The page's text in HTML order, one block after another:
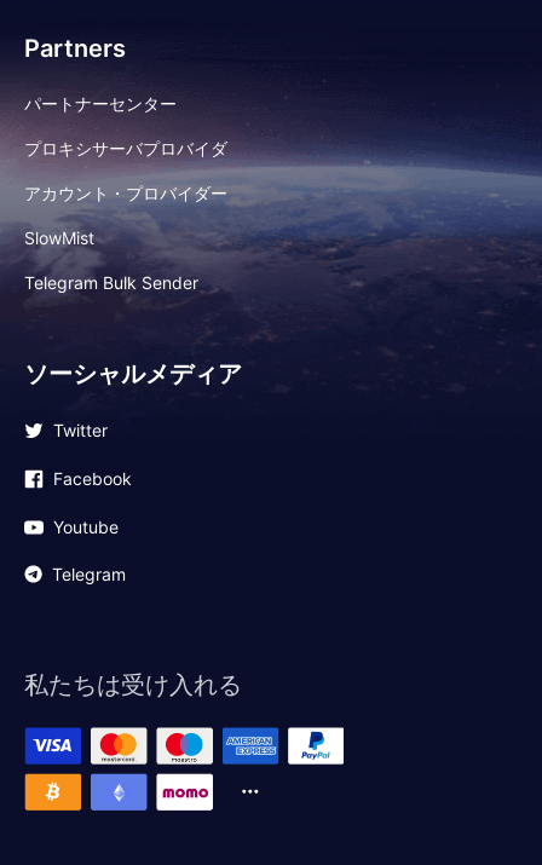
Partners
パートナーセンター
プロキシサーバプロバイダ
アカウント・プロバイダー
SlowMist
Telegram Bulk Sender
ソーシャルメディア
Twitter
Facebook
Youtube
Telegram
私たちは受け入れる